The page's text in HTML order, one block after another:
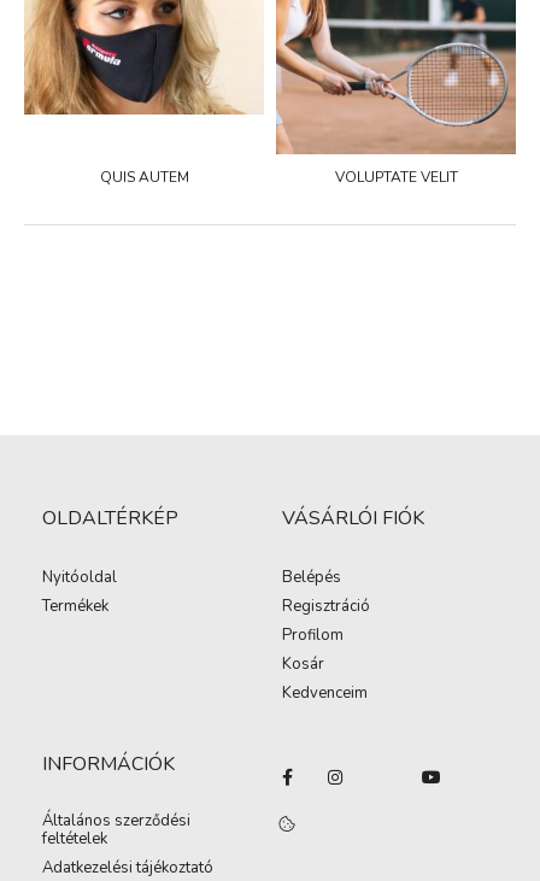
QUIS AUTEM VOLUPTATE VELIT
OLDALTÉRKÉP
Nyitóoldal
Termékek
VÁSÁRLÓI FIÓK
Belépés
Regisztráció
Profilom
Kosár
Kedvenceim
INFORMÁCIÓK
Általános szerződési
feltételek
Adatkezelési tájékoztató